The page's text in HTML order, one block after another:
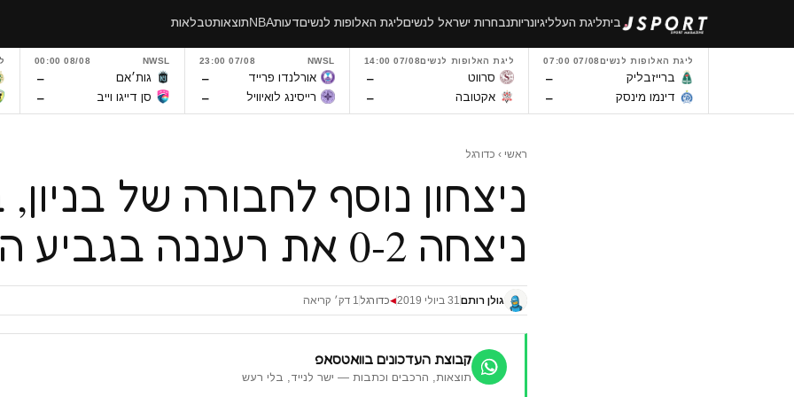
ביתליגת העלליגיונריותנבחרות ישראל לנשיםליגת האלופות לנשיםדעותNBAתוצאותטבלאות
ליגת האלופות לנשים07/08 07:00
ברייזבליק –
דינמו מינסק –
ליגת האלופות לנשים07/08 14:00
סרווט –
אקטובה –
NWSL
07/08 23:00
אורלנדו פרייד –
רייסינג לואיוויל –
NWSL
08/08 00:00
גות׳אם –
סן דייגו וייב –
ראשי › כדורגל
ניצחון נוסף לחבורה של
ניצחה 0-2 את רעננה בגביע הטוטו
גולן רותם31 ביולי 2019 ◀כדורגל 1 דק׳ קריאה
קבוצת העדכונים בוואטסאפ
תוצאות, הרכבים וכתבות — ישר לנייד, בלי רעש